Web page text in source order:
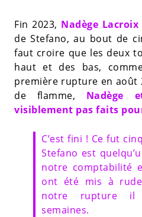
Fin 2023, Nadège Lacroix
de Stefano, au bout de
faut croire que les deux
haut et des bas,
première rupture en août
de flamme, Nadège
visiblement pas faits
C’est fini ! Ce fut
Stefano est
notre comptabilité
ont été mis à rude
notre rupture
semaines.